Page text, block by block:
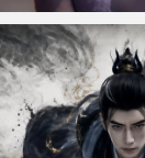
长卷发美女 古风古